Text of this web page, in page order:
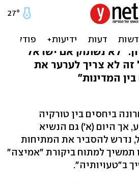
נמשיך
על ישראל
"לא נשתוק אם ישראל
זה לא צריך לערער את
המדינות"
ביחסים בין טורקיה
אך היום (א') גם הנשיא
נדרש להסביר את המתיחות
תמשיך למתוח ביקורת "אמיצה"
ב"טעויותיה".